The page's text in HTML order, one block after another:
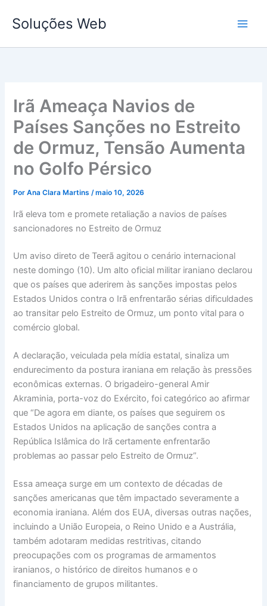
para
conteúdo
Soluções Web
Irã Ameaça Navios de
Países Sanções no Estreito
de Ormuz, Tensão Aumenta
no Golfo Pérsico
PorAna Clara Martins/maio 10, 2026
Irã eleva tom e promete retaliação a navios de países
sancionadores no Estreito de Ormuz
Um aviso direto de Teerã agitou o cenário internacional
neste domingo (10). Um alto oficial militar iraniano declarou
que os países que aderirem às sanções impostas pelos
Estados Unidos contra o Irã enfrentarão sérias dificuldades
ao transitar pelo Estreito de Ormuz, um ponto vital para o
comércio global.
A declaração, veiculada pela mídia estatal, sinaliza um
endurecimento da postura iraniana em relação às pressões
econômicas externas. O brigadeiro-general Amir
Akraminia, porta-voz do Exército, foi categórico ao afirmar
que “De agora em diante, os países que seguirem os
Estados Unidos na aplicação de sanções contra a
República Islâmica do Irã certamente enfrentarão
problemas ao passar pelo Estreito de Ormuz”.
Essa ameaça surge em um contexto de décadas de
sanções americanas que têm impactado severamente a
economia iraniana. Além dos EUA, diversas outras nações,
incluindo a União Europeia, o Reino Unido e a Austrália,
também adotaram medidas restritivas, citando
preocupações com os programas de armamentos
iranianos, o histórico de direitos humanos e o
financiamento de grupos militantes.